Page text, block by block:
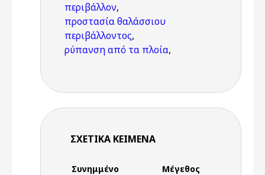
περιβάλλον,
προστασία θαλάσσιου
περιβάλλοντος,
ρύπανση από τα πλοία,
ΣΧΕΤΙΚΆ ΚΕΊΜΕΝΑ
Συνημμένο Μέγεθος